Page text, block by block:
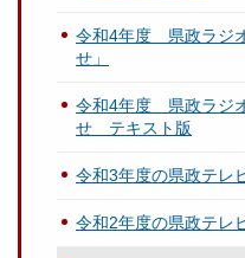
令和4年度 県政ラジ
せ」
令和4年度 県政ラジ
せ テキスト版
令和3年度の県政テレ
令和2年度の県政テレ